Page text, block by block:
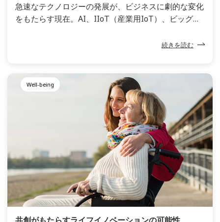
急速なテクノロジーの発展が、ビジネスに劇的な変化
をもたらす現在。AI、IIoT（産業用IoT）、ビッグデ
クノロジーへの対応を求められています。しかし、未
とは簡単ではありません。米コンサルティング会社フ
ロスト＆サリバンの調査によると、デジタルトランス
フォーメーションを成功させていると回答した企業は
全体の5％未満しかありませんでした。こうした大規
模な取り組みを成功させるには、組織はまずデジタル
トランスフォーメーションのコンセプトを理解し、明
確かつ客観的に自社特有のニーズを把握することが重
要になります。そのためには、先導してくれる経験豊
かで誠実なパートナー企業の存在が欠かせません。
続きを読む
Well-being